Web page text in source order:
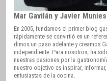
Mar Gavilán y Javier
En 2005, fundamos el primer blog
rápidamente se convirtió en un
dimos un paso adelante y creamos
independiente. Para nosotros, ha
nuestras pasiones por la
nuestro objetivo es inspirar,
entusiastas de la cocina.